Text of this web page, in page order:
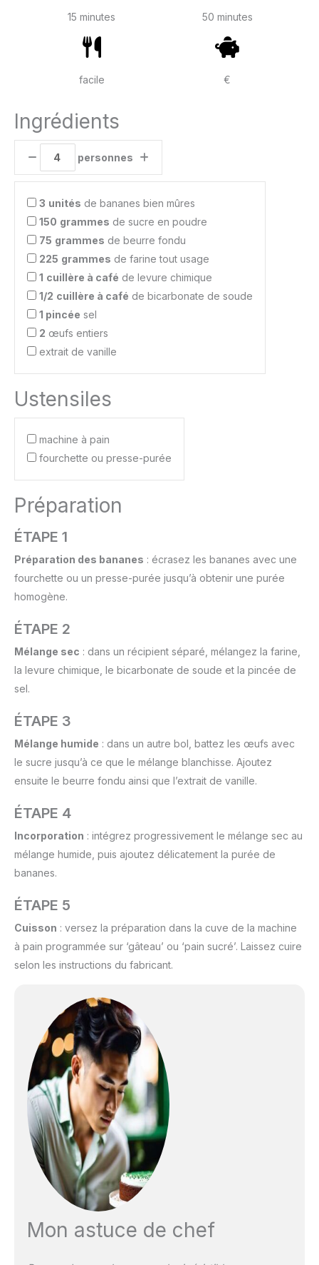
15 minutes 50 minutes
facile €
Ingrédients
personnes
3 unités de bananes bien mûres
150 grammes de sucre en poudre
75 grammes de beurre fondu
225 grammes de farine tout usage
1 cuillère à café de levure chimique
1/2 cuillère à café de bicarbonate de soude
1 pincée sel
2 œufs entiers
extrait de vanille
Ustensiles
machine à pain
fourchette ou presse-purée
Préparation
ÉTAPE 1
Préparation des bananes : écrasez les bananes avec une
fourchette ou un presse-purée jusqu’à obtenir une purée
homogène.
ÉTAPE 2
Mélange sec : dans un récipient séparé, mélangez la farine,
la levure chimique, le bicarbonate de soude et la pincée de
sel.
ÉTAPE 3
Mélange humide : dans un autre bol, battez les œufs avec
le sucre jusqu’à ce que le mélange blanchisse. Ajoutez
ensuite le beurre fondu ainsi que l’extrait de vanille.
ÉTAPE 4
Incorporation : intégrez progressivement le mélange sec au
mélange humide, puis ajoutez délicatement la purée de
bananes.
ÉTAPE 5
Cuisson : versez la préparation dans la cuve de la machine
à pain programmée sur ‘gâteau’ ou ‘pain sucré’. Laissez cuire
selon les instructions du fabricant.
Mon astuce de chef